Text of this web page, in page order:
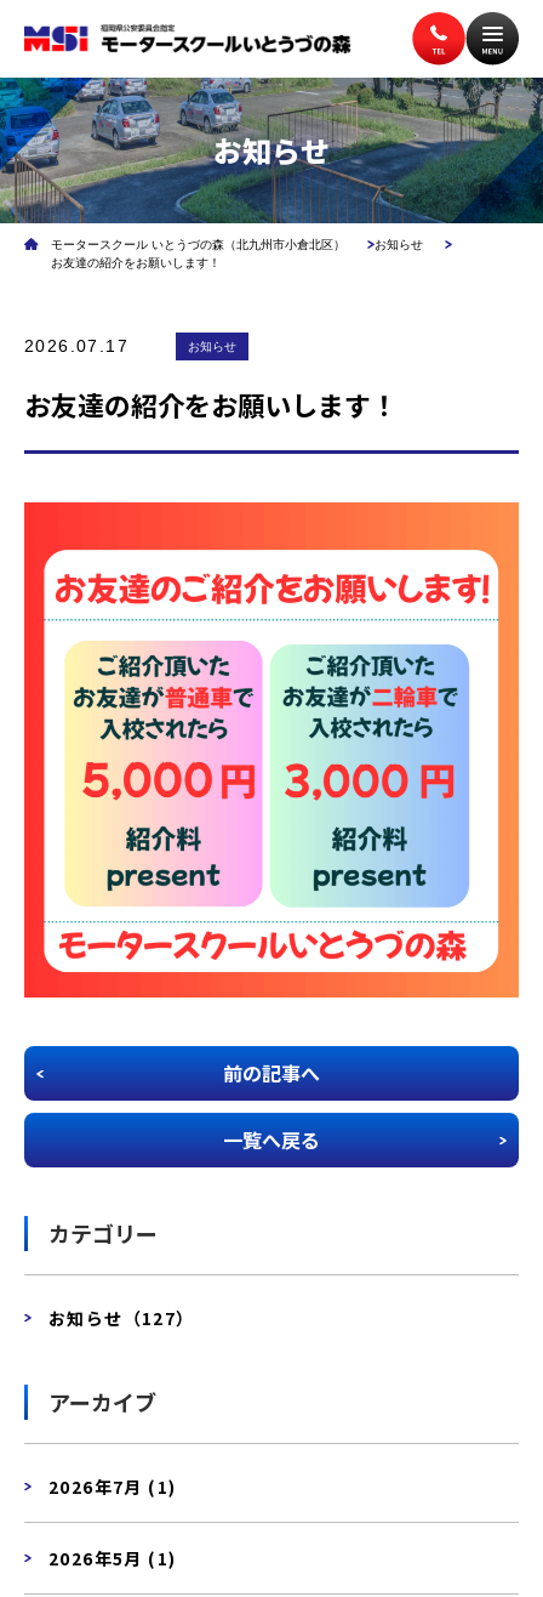
トップページ 入校案内
教習案内 講習案内
施設案内
無料送迎バス よくある質問
企業安全運転研修 学校交通安全講習
教習生ページ
お知らせ
モータースクール いとうづの森（北九州市小倉北区）
お知らせ
お友達の紹介をお願いします！
2026.07.17 お知らせ
お友達の紹介をお願いします！
前の記事へ
一覧へ戻る
カテゴリー
お知らせ（127）
アーカイブ
2026年7月 (1)
2026年5月 (1)